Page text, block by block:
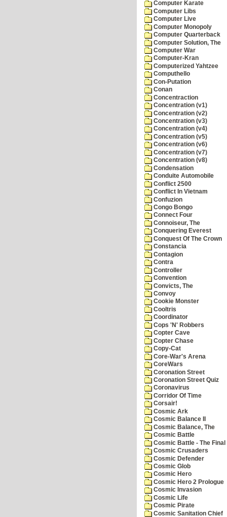
Computer Karate
Computer Libs
Computer Live
Computer Monopoly
Computer Quarterback
Computer Solution, The
Computer War
Computer-Kran
Computerized Yahtzee
Computhello
Con-Putation
Conan
Concentraction
Concentration (v1)
Concentration (v2)
Concentration (v3)
Concentration (v4)
Concentration (v5)
Concentration (v6)
Concentration (v7)
Concentration (v8)
Condensation
Conduite Automobile
Conflict 2500
Conflict In Vietnam
Confuzion
Congo Bongo
Connect Four
Connoiseur, The
Conquering Everest
Conquest Of The Crown
Constancia
Contagion
Contra
Controller
Convention
Convicts, The
Convoy
Cookie Monster
Cooltris
Coordinator
Cops 'N' Robbers
Copter Cave
Copter Chase
Copy-Cat
Core-War's Arena
CoreWars
Coronation Street
Coronation Street Quiz
Coronavirus
Corridor Of Time
Corsair!
Cosmic Ark
Cosmic Balance II
Cosmic Balance, The
Cosmic Battle
Cosmic Battle - The
Cosmic Crusaders
Cosmic Defender
Cosmic Glob
Cosmic Hero
Cosmic Hero 2 Prologue
Cosmic Invasion
Cosmic Life
Cosmic Pirate
Cosmic Sanitation Chief